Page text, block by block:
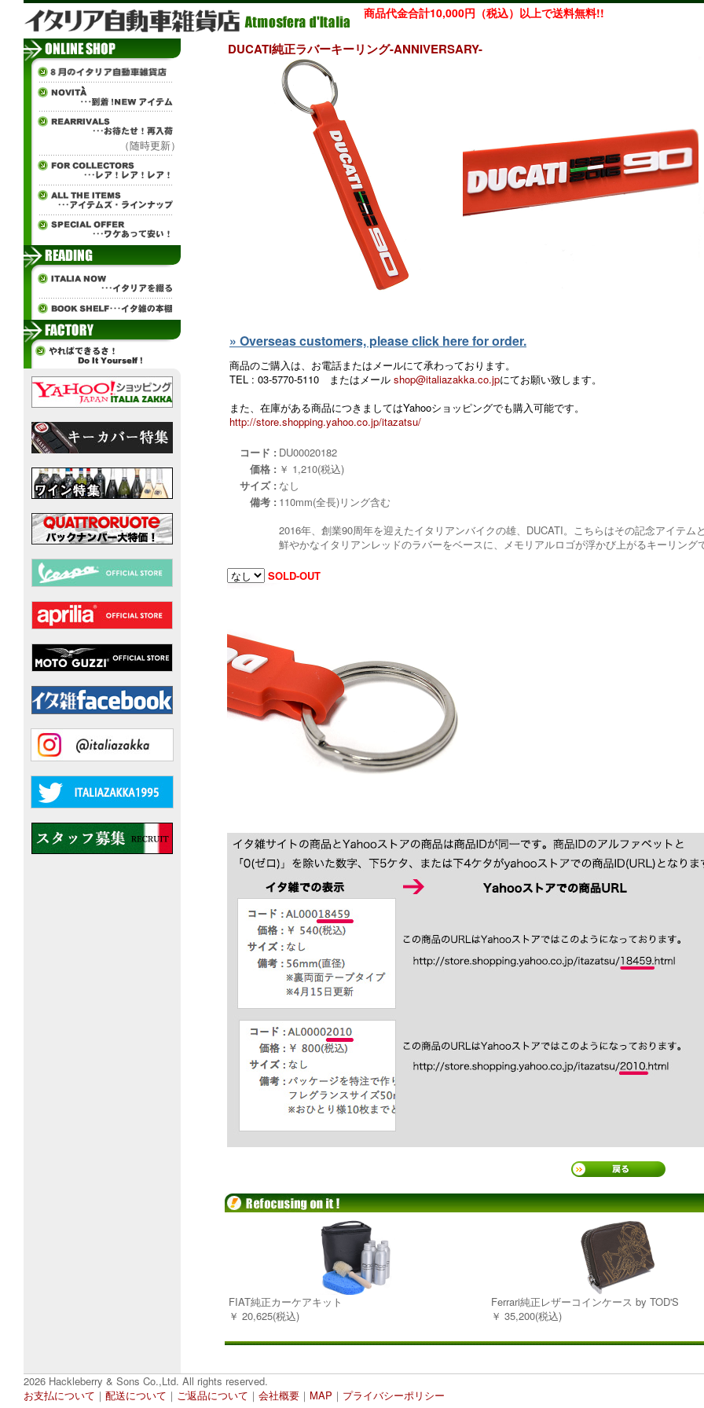
商品代金合計10,000円（税込）以上で送料無料!!
（随時更新）
DUCATI純正ラバーキーリング-ANNIVERSARY-
» Overseas customers, please click here for order.
商品のご購入は、お電話またはメールにて承わっております。
TEL : 03-5770-5110 またはメール shop@italiazakka.co.jpにてお願い致します。
また、在庫がある商品につきましてはYahooショッピングでも購入可能です。
http://store.shopping.yahoo.co.jp/itazatsu/
コード : DU00020182
価格 : ￥ 1,210(税込)
サイズ : なし
備考 : 110mm(全長)リング含む
2016年、創業90周年を迎えたイタリアンバイクの雄、DUCATI。こちらはその記念アイテム
鮮やかなイタリアンレッドのラバーをベースに、メモリアルロゴが浮かび上がるキーリングで
SOLD-OUT
FIAT純正カーケアキット
￥ 20,625(税込)
Ferrari純正レザーコインケース by TOD'S
￥ 35,200(税込)
2026 Hackleberry & Sons Co.,Ltd. All rights reserved.
お支払について ｜ 配送について ｜ ご返品について ｜ 会社概要 ｜ MAP ｜ プライバシーポリシー